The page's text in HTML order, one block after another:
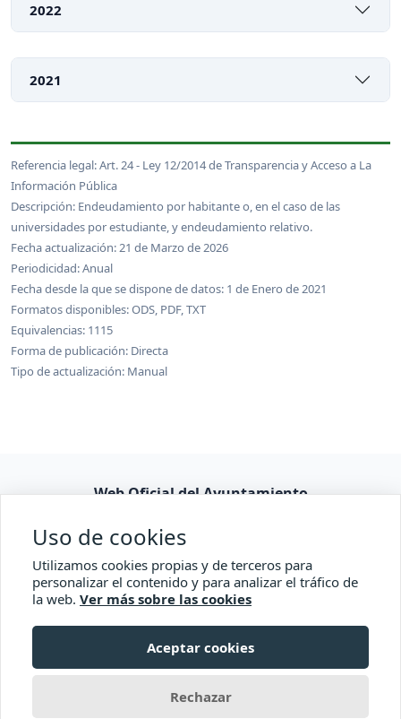
2022
2021
Referencia legal: Art. 24 - Ley 12/2014 de Transparencia y Acceso a La
Información Pública
Descripción: Endeudamiento por habitante o, en el caso de las
universidades por estudiante, y endeudamiento relativo.
Fecha actualización: 21 de Marzo de 2026
Periodicidad: Anual
Fecha desde la que se dispone de datos: 1 de Enero de 2021
Formatos disponibles: ODS, PDF, TXT
Equivalencias: 1115
Forma de publicación: Directa
Tipo de actualización: Manual
Web Oficial del Ayuntamiento
Consulta pública
Accesibilidad
Comisionado de Transparencia
Transparencia Canaria
Uso de cookies
Utilizamos cookies propias y de terceros para
personalizar el contenido y para analizar el tráfico de
la web. Ver más sobre las cookies
Aceptar cookies
Rechazar